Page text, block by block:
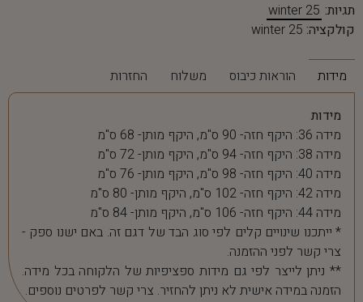
תגיות: winter 25
קולקציה: winter 25
מידות הוראות כיבוס משלוח החזרות
מידות
מידה 36: היקף חזה- 90 ס"מ, היקף מותן- 68 ס"מ
מידה 38: היקף חזה- 94 ס"מ, היקף מותן- 72 ס"מ
מידה 40: היקף חזה- 98 ס"מ, היקף מותן- 76 ס"מ
מידה 42: היקף חזה- 102 ס"מ, היקף מותן- 80 ס"מ
מידה 44: היקף חזה- 106 ס"מ, היקף מותן- 84 ס"מ
* ייתכנו שינויים קלים לפי סוג הבד של דגם זה. באם ישנו ספק -
צרי קשר לפני ההזמנה.
** ניתן לייצר לפי גם מידות ספציפיות של הלקוחה בכל מידה.
הזמנה במידה אישית לא ניתן להחזיר. צרי קשר לפרטים נוספים.